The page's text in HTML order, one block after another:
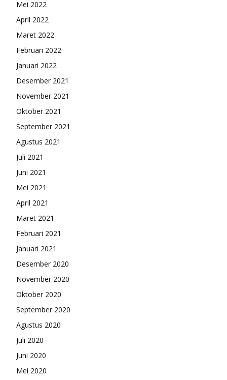
Mei 2022
April 2022
Maret 2022
Februari 2022
Januari 2022
Desember 2021
November 2021
Oktober 2021
September 2021
Agustus 2021
Juli 2021
Juni 2021
Mei 2021
April 2021
Maret 2021
Februari 2021
Januari 2021
Desember 2020
November 2020
Oktober 2020
September 2020
Agustus 2020
Juli 2020
Juni 2020
Mei 2020